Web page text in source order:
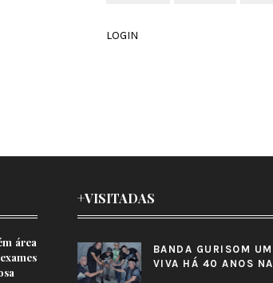
LOGIN
área
+VISITADAS
BANDA GURISOM
VIVA HÁ 40 ANOS